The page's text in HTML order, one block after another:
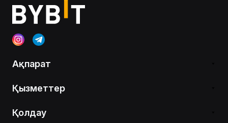
Ақпарат
Қызметтер
Қолдау